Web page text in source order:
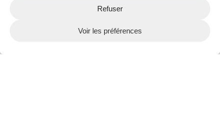
Refuser
Voir les préférences